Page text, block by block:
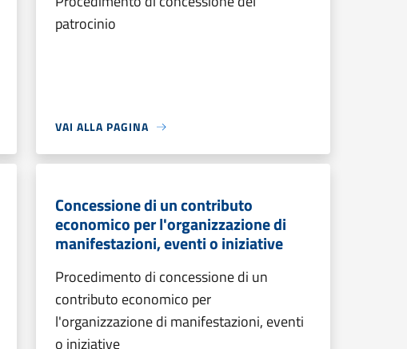
patrocinio
VAI ALLA PAGINA
Concessione di un contributo
economico per l'organizzazione di
manifestazioni, eventi o iniziative
Procedimento di concessione di un
contributo economico per
l'organizzazione di manifestazioni, eventi
o iniziative